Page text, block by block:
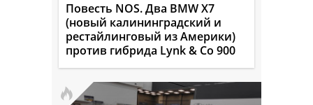
Повесть NOS. Два BMW X7
(новый калининградский и
рестайлинговый из Америки)
против гибрида Lynk & Co 900